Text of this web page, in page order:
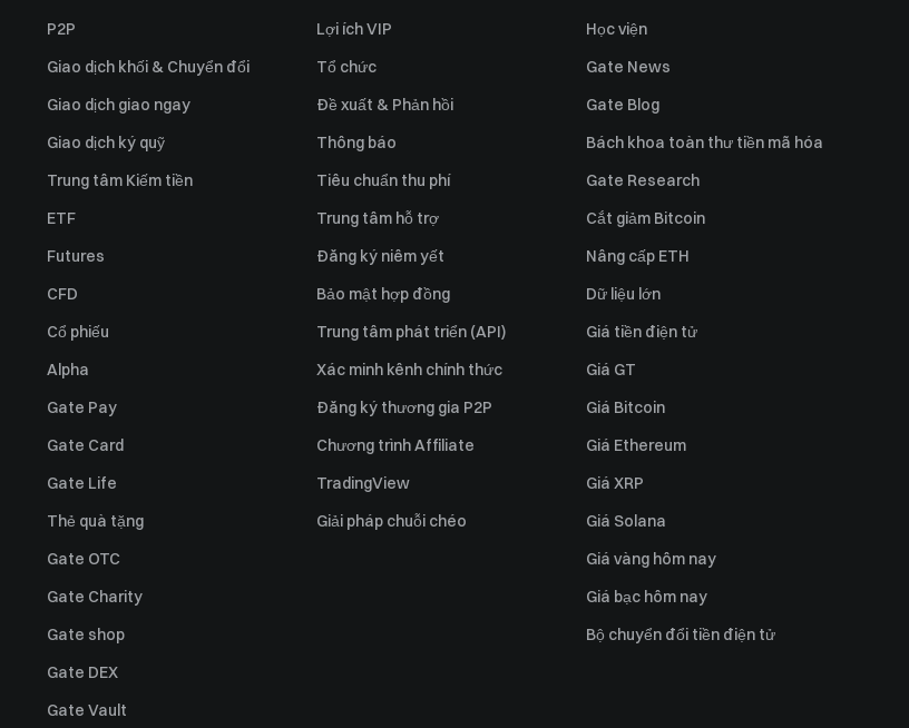
P2P
Giao dịch khối & Chuyển đổi
Giao dịch giao ngay
Giao dịch ký quỹ
Trung tâm Kiếm tiền
ETF
Futures
CFD
Cổ phiếu
Alpha
Gate Pay
Gate Card
Gate Life
Thẻ quà tặng
Gate OTC
Gate Charity
Gate shop
Gate DEX
Gate Vault
Lợi ích VIP
Tổ chức
Đề xuất & Phản hồi
Thông báo
Tiêu chuẩn thu phí
Trung tâm hỗ trợ
Đăng ký niêm yết
Bảo mật hợp đồng
Trung tâm phát triển (API)
Xác minh kênh chính thức
Đăng ký thương gia P2P
Chương trình Affiliate
TradingView
Giải pháp chuỗi chéo
Học viện
Gate News
Gate Blog
Bách khoa toàn thư tiền mã hóa
Gate Research
Cắt giảm Bitcoin
Nâng cấp ETH
Dữ liệu lớn
Giá tiền điện tử
Giá GT
Giá Bitcoin
Giá Ethereum
Giá XRP
Giá Solana
Giá vàng hôm nay
Giá bạc hôm nay
Bộ chuyển đổi tiền điện tử